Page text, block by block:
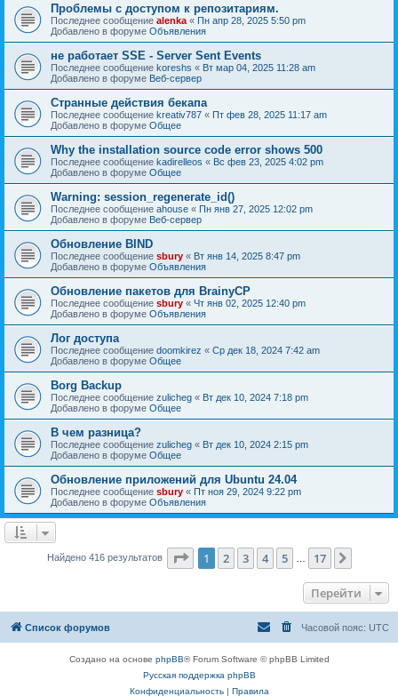
Проблемы с доступом к репозитариям.
Последнее сообщение alenka « Пн апр 28, 2025 5:50 pm
Добавлено в форуме Объявления
не работает SSE - Server Sent Events
Последнее сообщение koreshs « Вт мар 04, 2025 11:28 am
Добавлено в форуме Веб-сервер
Странные действия бекапа
Последнее сообщение kreativ787 « Пт фев 28, 2025 11:17 am
Добавлено в форуме Общее
Why the installation source code error shows 500
Последнее сообщение kadirelleos « Вс фев 23, 2025 4:02 pm
Добавлено в форуме Общее
Warning: session_regenerate_id()
Последнее сообщение ahouse « Пн янв 27, 2025 12:02 pm
Добавлено в форуме Веб-сервер
Обновление BIND
Последнее сообщение sbury « Вт янв 14, 2025 8:47 pm
Добавлено в форуме Объявления
Oбновление пакетов для BrainyCP
Последнее сообщение sbury « Чт янв 02, 2025 12:40 pm
Добавлено в форуме Объявления
Лог доступа
Последнее сообщение doomkirez « Ср дек 18, 2024 7:42 am
Добавлено в форуме Общее
Borg Backup
Последнее сообщение zulicheg « Вт дек 10, 2024 7:18 pm
Добавлено в форуме Общее
В чем разница?
Последнее сообщение zulicheg « Вт дек 10, 2024 2:15 pm
Добавлено в форуме Общее
Обновление приложений для Ubuntu 24.04
Последнее сообщение sbury « Пт ноя 29, 2024 9:22 pm
Добавлено в форуме Объявления
Найдено 416 результатов Страница из 17
1 2 3 4 5 17
Перейти
Список форумов Часовой пояс: UTC
Создано на основе phpBB® Forum Software © phpBB Limited
Русская поддержка phpBB
Конфиденциальность| Правила